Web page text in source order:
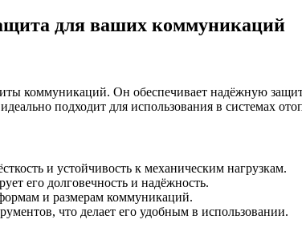
для ваших коммуникаций
коммуникаций. Он обеспечивает надёжную
подходит для использования в системах
и устойчивость к механическим нагрузкам.
его долговечность и надёжность.
и размерам коммуникаций.
что делает его удобным в использовании.